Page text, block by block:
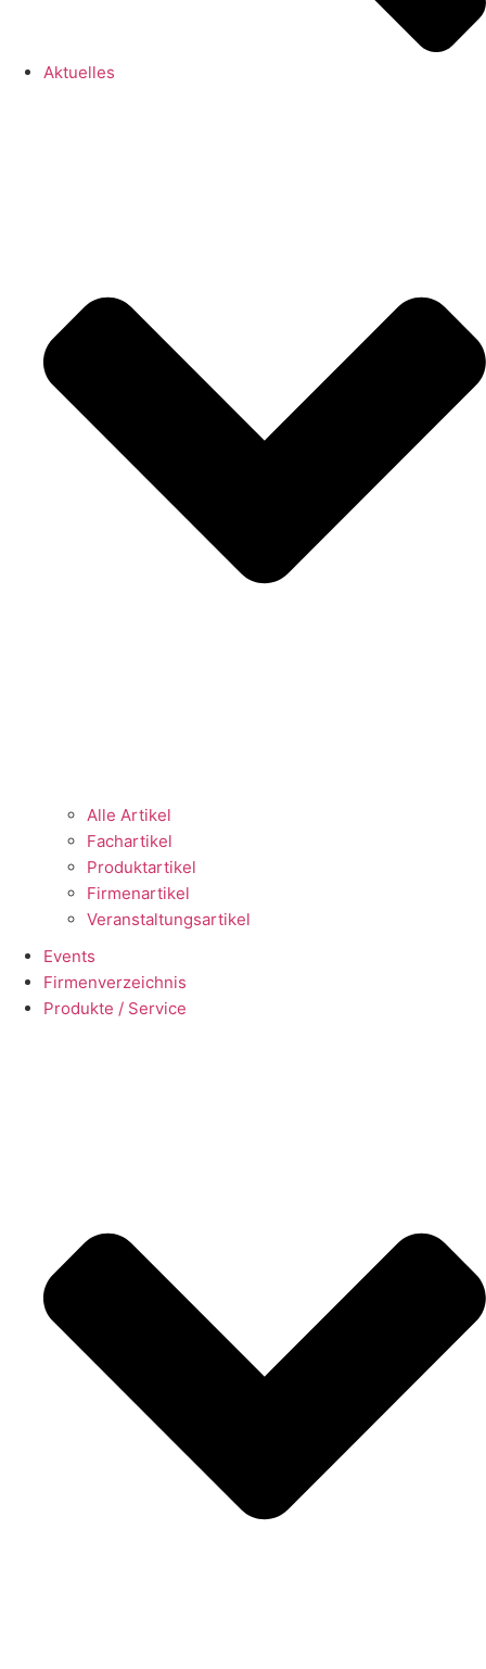
Aktuelles
Alle Artikel
Fachartikel
Produktartikel
Firmenartikel
Veranstaltungsartikel
Events
Firmenverzeichnis
Produkte / Service